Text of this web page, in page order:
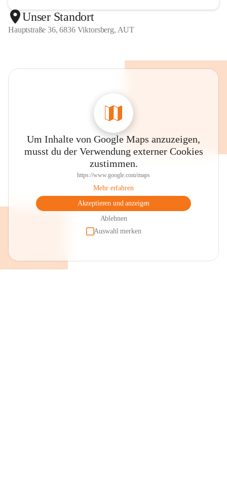
Unser Standort
Hauptstraße 36, 6836 Viktorsberg, AUT
Um Inhalte von Google Maps anzuzeigen,
musst du der Verwendung externer Cookies
zustimmen.
https://www.google.com/maps
Mehr erfahren
Akzeptieren und anzeigen
Ablehnen
Auswahl merken